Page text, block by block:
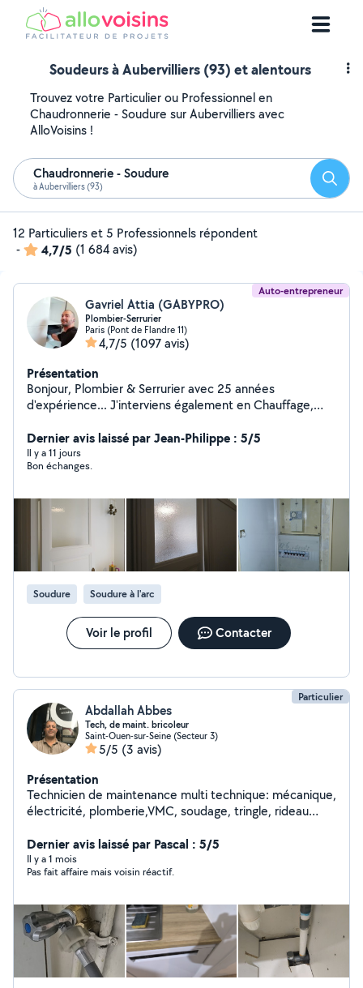
Soudeurs à Aubervilliers (93) et alentours
Trouvez votre Particulier ou Professionnel en
Chaudronnerie - Soudure sur Aubervilliers avec
AlloVoisins !
Chaudronnerie - Soudure
à Aubervilliers (93)
12 Particuliers et 5 Professionnels répondent
-
4,7/5 (1 684 avis)
Auto-entrepreneur
Gavriel Attia (GABYPRO)
Plombier-Serrurier
Paris (Pont de Flandre 11)
4,7/5 (1097 avis)
Présentation
Bonjour, Plombier & Serrurier avec 25 années
d'expérience... J'interviens également en Chauffage,
rapide... Je me ferai un plaisir de vous rendre service
mes chers voisins.... Si vous me contactez directement,
merci de me laisser vos coordonnées téléphoniques...
Dernier avis laissé par Jean-Philippe : 5/5
Il y a 11 jours
Bon échanges.
Soudure Soudure à l'arc
Voir le profil Contacter
Particulier
Abdallah Abbes
Tech, de maint. bricoleur
Saint-Ouen-sur-Seine (Secteur 3)
5/5 (3 avis)
Présentation
Technicien de maintenance multi technique: mécanique,
électricité, plomberie,VMC, soudage, tringle, rideau
serrurerie,montage de meubles, fixation sur tout types
de murs, petits travaux de maçonnerie,...
Dernier avis laissé par Pascal : 5/5
Il y a 1 mois
Pas fait affaire mais voisin réactif.